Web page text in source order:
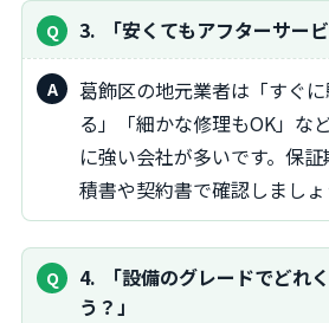
3 「安くてもアフターサー
葛飾区の地元業者は「すぐに駆けつけてくれ
る」「細かな修理もOK」な
に強い会社が多いです。保
積書や契約書で確認しましょ
4
「設備のグレードでどれ
う？」